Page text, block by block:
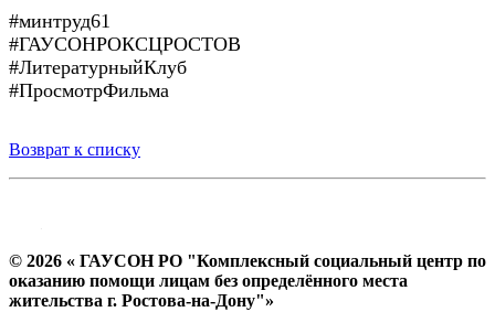
#минтруд61
#ГАУСОНРОКСЦРОСТОВ
#ЛитературныйКлуб
#ПросмотрФильма
Возврат к списку
© 2026 « ГАУСОН РО "Комплексный социальный центр по
оказанию помощи лицам без определённого места
жительства г. Ростова-на-Дону"»